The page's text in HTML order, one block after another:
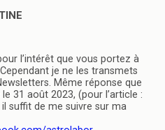
l’intérêt que vous portez à
je ne les transmets
Même réponse que
31 août 2023, (pour l’article :
suffit de me suivre sur ma